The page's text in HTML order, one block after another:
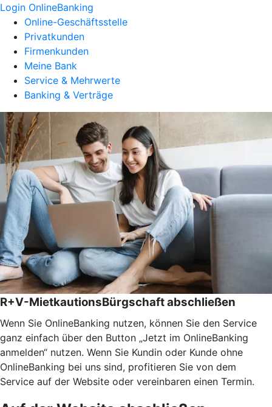
Login OnlineBanking
Online-Geschäftsstelle
Privatkunden
Firmenkunden
Meine Bank
Service & Mehrwerte
Banking & Verträge
R+V-MietkautionsBürgschaft abschließen
Wenn Sie OnlineBanking nutzen, können Sie den Service
ganz einfach über den Button „Jetzt im OnlineBanking
anmelden“ nutzen. Wenn Sie Kundin oder Kunde ohne
OnlineBanking bei uns sind, profitieren Sie von dem
Service auf der Website oder vereinbaren einen Termin.